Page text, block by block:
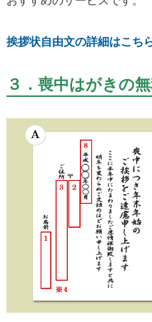
挨拶状自由文の詳細はこち
３．喪中はがきの